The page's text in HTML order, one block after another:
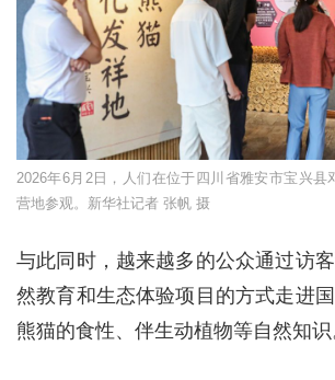
2026年6月2日，人们在位于四川省雅安市宝兴县
营地参观。新华社记者 张帆 摄
与此同时，越来越多的公众通过访
然教育和生态体验项目的方式走进
熊猫的食性、伴生动植物等自然知识